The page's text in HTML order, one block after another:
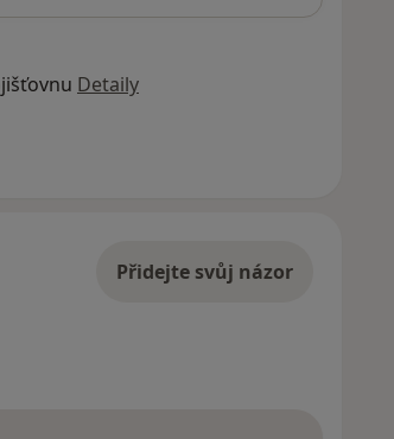
Detaily
Přidejte svůj názor